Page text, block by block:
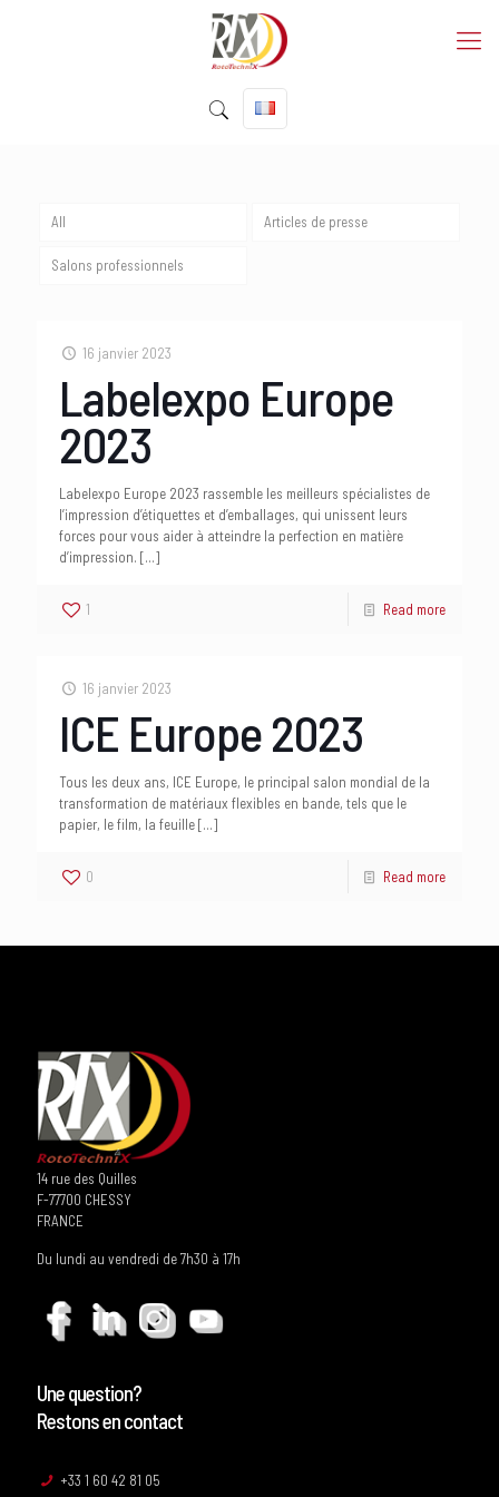
All Articles de presse
Salons professionnels
16 janvier 2023
Labelexpo Europe
2023
Labelexpo Europe 2023 rassemble les meilleurs spécialistes de
l’impression d’étiquettes et d’emballages, qui unissent leurs
forces pour vous aider à atteindre la perfection en matière
d’impression. […]
1 Read more
16 janvier 2023
ICE Europe 2023
Tous les deux ans, ICE Europe, le principal salon mondial de la
transformation de matériaux flexibles en bande, tels que le
papier, le film, la feuille[…]
0 Read more
14 rue des Quilles
F-77700 CHESSY
FRANCE
Du lundi au vendredi de 7h30 à 17h
Une question?
Restons en contact
+33 1 60 42 81 05